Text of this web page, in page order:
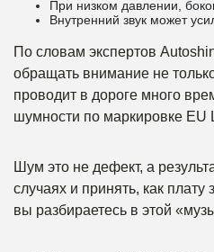
При низком давлении,
Внутренний звук может
По словам экспертов
обращать внимание не
проводит в дороге много
шумности по маркировке EU
Шум это не дефект, а
случаях и принять, как
вы разбираетесь в этой